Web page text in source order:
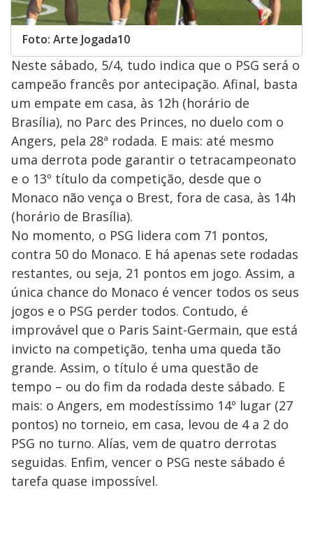
Foto: Arte Jogada10
Neste sábado, 5/4, tudo indica que o PSG será o
campeão francês por antecipação. Afinal, basta
um empate em casa, às 12h (horário de
Brasília), no Parc des Princes, no duelo com o
Angers, pela 28ª rodada. E mais: até mesmo
uma derrota pode garantir o tetracampeonato
e o 13º título da competição, desde que o
Monaco não vença o Brest, fora de casa, às 14h
(horário de Brasília).
No momento, o PSG lidera com 71 pontos,
contra 50 do Monaco. E há apenas sete rodadas
restantes, ou seja, 21 pontos em jogo. Assim, a
única chance do Monaco é vencer todos os seus
jogos e o PSG perder todos. Contudo, é
improvável que o Paris Saint-Germain, que está
invicto na competição, tenha uma queda tão
grande. Assim, o título é uma questão de
tempo – ou do fim da rodada deste sábado. E
mais: o Angers, em modestíssimo 14º lugar (27
pontos) no torneio, em casa, levou de 4 a 2 do
PSG no turno. Alías, vem de quatro derrotas
seguidas. Enfim, vencer o PSG neste sábado é
tarefa quase impossível.